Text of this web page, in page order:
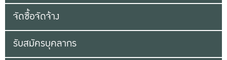
จัดซื้อจัดจ้าง
รับสมัครบุคลากร